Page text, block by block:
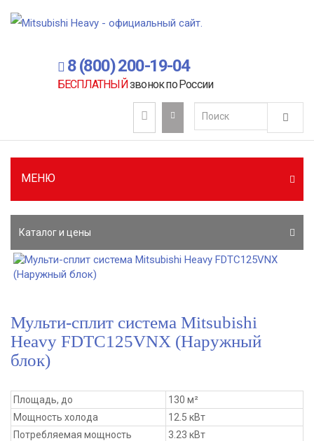
8 (800) 200-19-04
БЕСПЛАТНЫЙзвонок по России
МЕНЮ
Каталог и цены
Мульти-сплит система Mitsubishi
Heavy FDTC125VNX (Наружный
блок)
Площадь, до
130 м²
Мощность холода
12.5 кВт
Потребляемая мощность
3.23 кВт